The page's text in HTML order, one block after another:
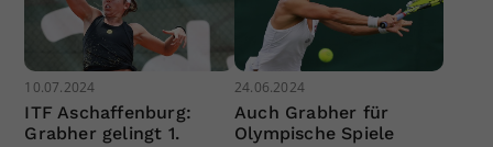
10.07.2024
ITF Aschaffenburg:
Grabher gelingt 1.
24.06.2024
Auch Grabher für
Olympische Spiele